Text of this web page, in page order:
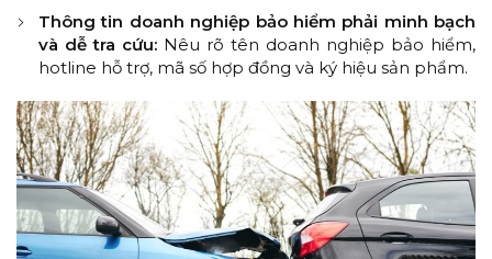
Thông tin doanh nghiệp bảo hiểm phải minh bạch
và dễ tra cứu: Nêu rõ tên doanh nghiệp bảo hiểm,
hotline hỗ trợ, mã số hợp đồng và ký hiệu sản phẩm.